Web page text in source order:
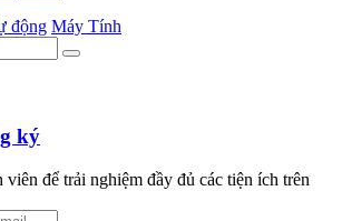
động Máy Tính
ký
viên để trải nghiệm đầy đủ các tiện ích trên